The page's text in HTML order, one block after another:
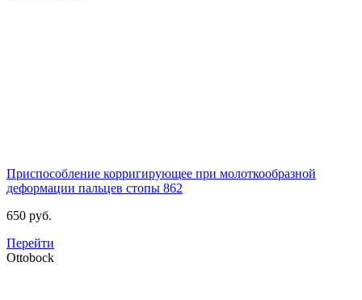
Приспособление корригирующее при молоткообразной
деформации пальцев стопы 862
650 руб.
Перейти
Ottobock